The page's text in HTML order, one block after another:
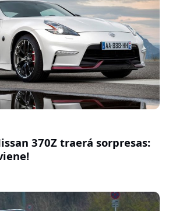
370Z traerá sorpresas: